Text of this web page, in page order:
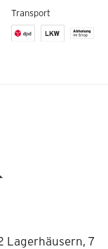
Transport
Lagerhäusern, 7